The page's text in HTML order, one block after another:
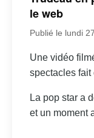
le web
Publié le lundi
Une vidéo
spectacles fait
La pop star a
et un moment